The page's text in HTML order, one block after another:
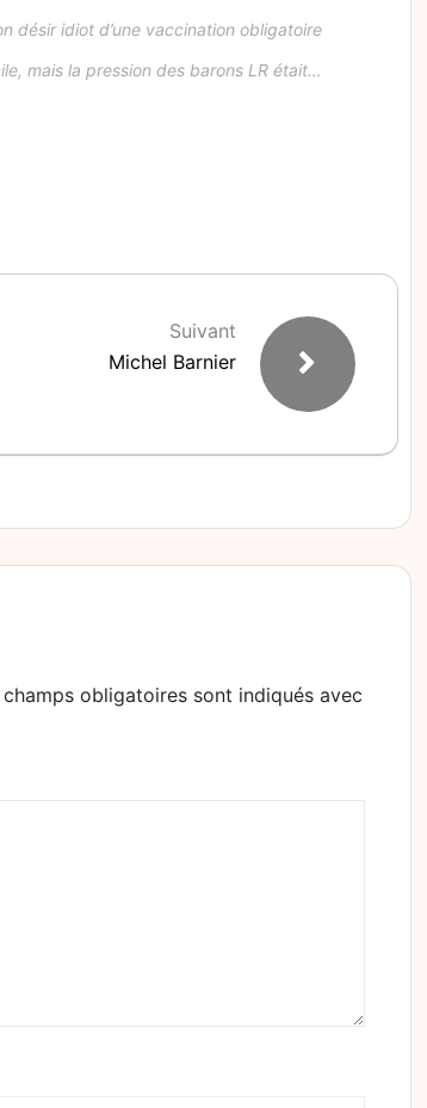
désir idiot d’une vaccination obligatoire
mais la pression des barons LR était…
Suivant
Michel Barnier
champs obligatoires sont indiqués avec